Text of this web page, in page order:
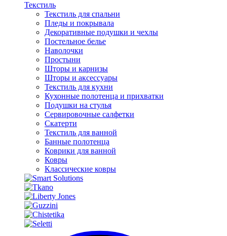
Текстиль
Текстиль для спальни
Пледы и покрывала
Декоративные подушки и чехлы
Постельное белье
Наволочки
Простыни
Шторы и карнизы
Шторы и аксессуары
Текстиль для кухни
Кухонные полотенца и прихватки
Подушки на стулья
Сервировочные салфетки
Скатерти
Текстиль для ванной
Банные полотенца
Коврики для ванной
Ковры
Классические ковры